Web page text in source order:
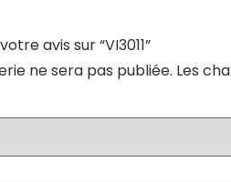
avis sur “VI3011”
ne sera pas publiée. Les